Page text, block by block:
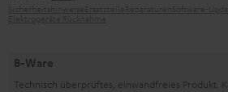
B-Ware
Technisch überprüftes, einwandfreies Produkt.